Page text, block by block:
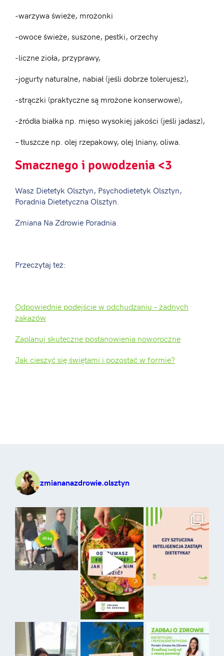
-warzywa świeże, mrożonki
-owoce świeże, suszone, pestki, orzechy
-liczne zioła, przyprawy,
-jogurty naturalne, nabiał (jeśli dobrze tolerujesz),
-strączki (praktyczne są mrożone konserwowe),
-źródła białka np. mięso wysokiej jakości (jeśli jadasz),
– tłuszcze np. olej rzepakowy, olej lniany, oliwa.
Smacznego i powodzenia <3
Wasz Dietetyk Olsztyn, Psychodietetyk Olsztyn,
Poradnia Dietetyczna Olsztyn.
Zmiana Na Zdrowie Poradnia
Przeczytaj też:
Odpowiednie podejście w odchudzaniu – żadnych
zakazów
Zaplanuj skuteczne postanowienia noworoczne
Jak cieszyć się świętami i pozostać w formie?
zmiananazdrowie.olsztyn